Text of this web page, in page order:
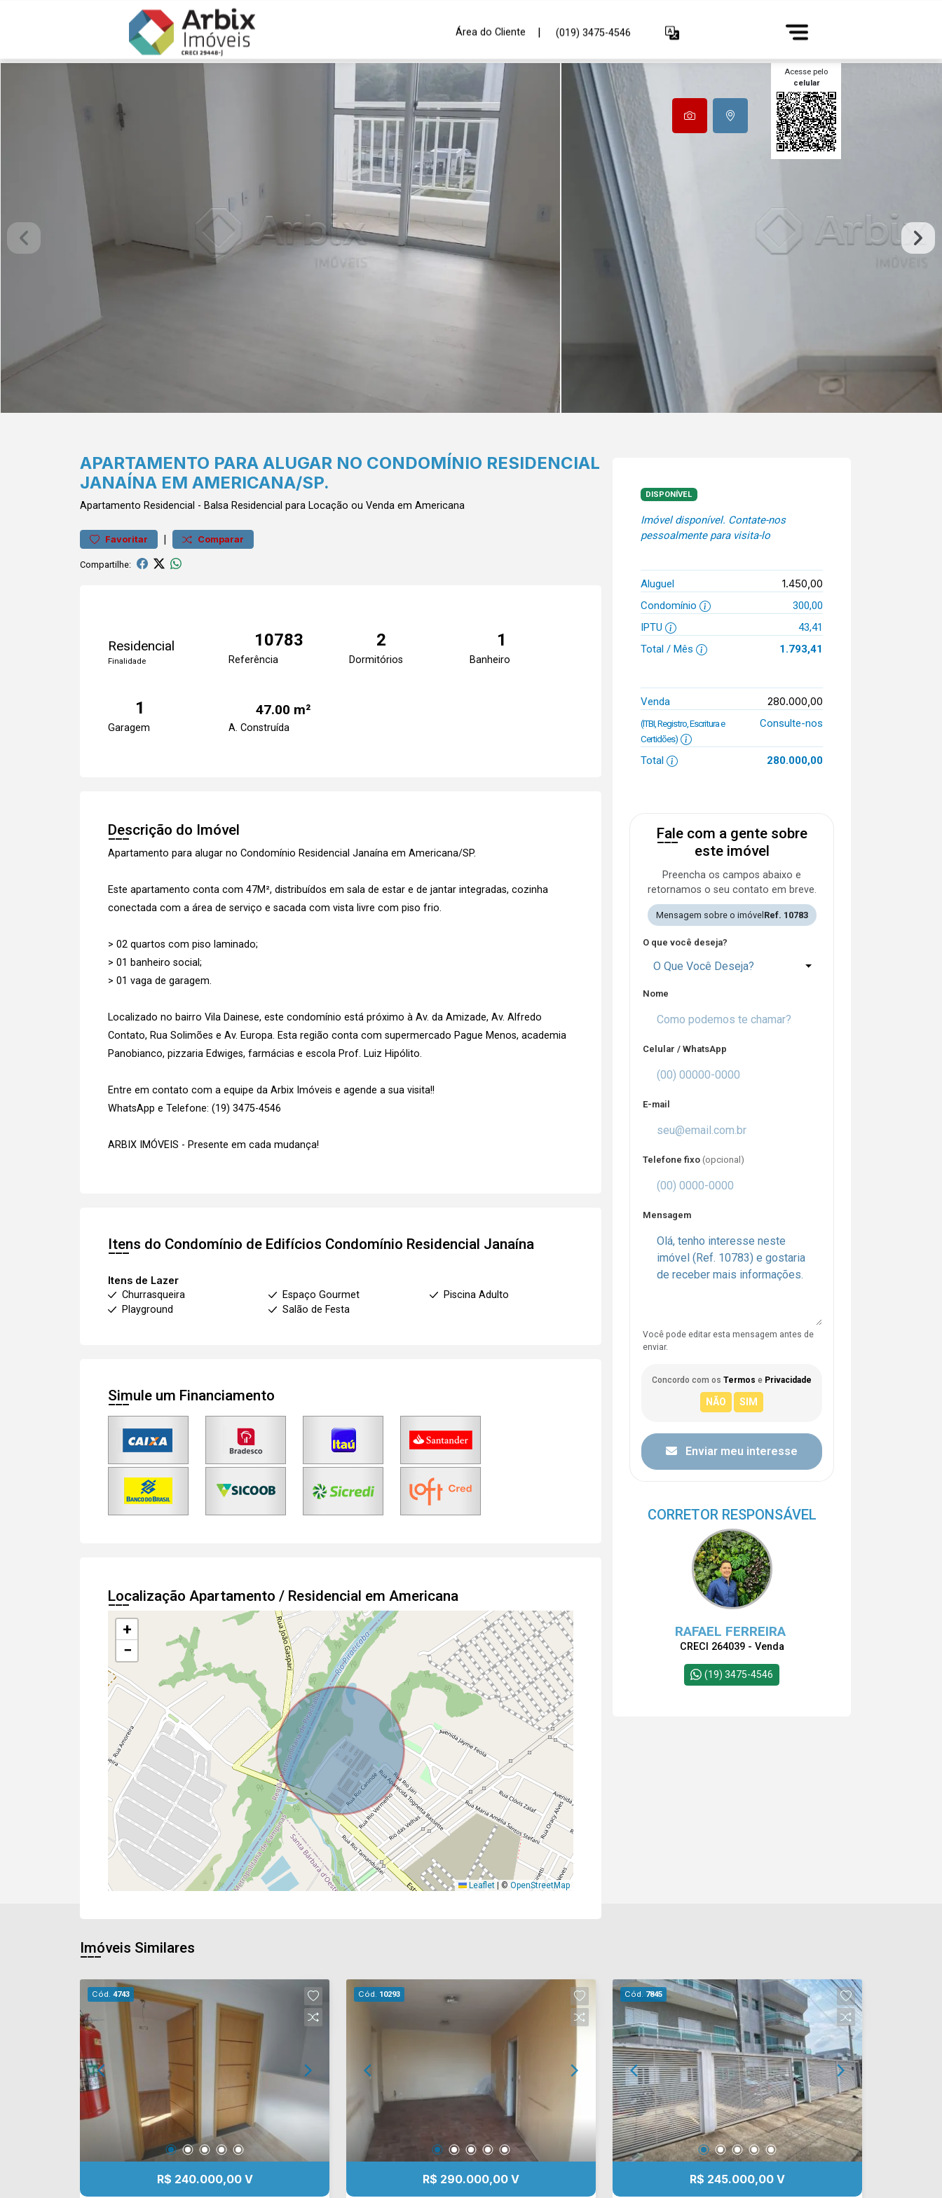
Área do Cliente | (019) 3475-4546
Acesse pelo
celular
APARTAMENTO PARA ALUGAR NO CONDOMÍNIO RESIDENCIAL
JANAÍNA EM AMERICANA/SP.
Apartamento Residencial - Balsa Residencial para Locação ou Venda em Americana
Favoritar | Comparar
Compartilhe:
Residencial
Finalidade
10783
Referência
2
Dormitórios
1
Banheiro
1
Garagem
47.00 m²
A. Construída
Descrição do Imóvel
Apartamento para alugar no Condomínio Residencial Janaína em Americana/SP.
Este apartamento conta com 47M², distribuídos em sala de estar e de jantar integradas, cozinha
conectada com a área de serviço e sacada com vista livre com piso frio.
> 02 quartos com piso laminado;
> 01 banheiro social;
> 01 vaga de garagem.
Localizado no bairro Vila Dainese, este condomínio está próximo à Av. da Amizade, Av. Alfredo
Contato, Rua Solimões e Av. Europa. Esta região conta com supermercado Pague Menos, academia
Panobianco, pizzaria Edwiges, farmácias e escola Prof. Luiz Hipólito.
Entre em contato com a equipe da Arbix Imóveis e agende a sua visita!!
WhatsApp e Telefone: (19) 3475-4546
ARBIX IMÓVEIS - Presente em cada mudança!
Itens do Condomínio de Edifícios Condomínio Residencial Janaína
Itens de Lazer
Churrasqueira
Espaço Gourmet
Piscina Adulto
Playground
Salão de Festa
Simule um Financiamento
Localização Apartamento / Residencial em Americana
+
−
Leaflet © OpenStreetMap
DISPONÍVEL
Imóvel disponível. Contate-nos
pessoalmente para visita-lo
Aluguel 1.450,00
Condomínio
300,00
IPTU
43,41
Total / Mês
1.793,41
Venda 280.000,00
(ITBI, Registro, Escritura e
Certidões)
Consulte-nos
Total 280.000,00
Fale com a gente sobre
este imóvel
Preencha os campos abaixo e
retornamos o seu contato em breve.
Mensagem sobre o imóvel Ref. 10783
O que você deseja?
O Que Você Deseja?
Nome
Celular / WhatsApp
E-mail
Telefone fixo (opcional)
Mensagem
Você pode editar esta mensagem antes de
enviar.
Concordo com os Termos e Privacidade
Enviar meu interesse
CORRETOR RESPONSÁVEL
RAFAEL FERREIRA
CRECI 264039 - Venda
(19) 3475-4546
Imóveis Similares
Cód. 4743
R$ 240.000,00 V
Cód. 10293
R$ 290.000,00 V
Cód. 7845
R$ 245.000,00 V